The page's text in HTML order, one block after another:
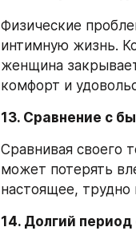
Физические
интимную жизнь.
женщина
комфорт и
13. Сравнение с
Сравнивая своего
может потерять
настоящее,
14. Долгий период